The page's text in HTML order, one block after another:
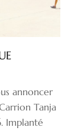
annoncer
Tanja
Implanté